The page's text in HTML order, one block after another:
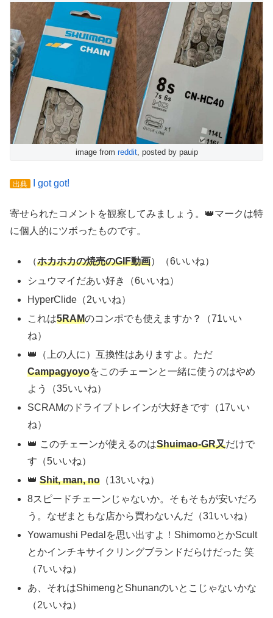
image from reddit, posted by pauip
出典 I got got!
寄せられたコメントを観察してみましょう。👑マークは特
に個人的にツボったものです。
（ホカホカの焼売のGIF動画）（6いいね）
シュウマイだあい好き（6いいね）
HyperClide（2いいね）
これは5RAMのコンポでも使えますか？（71いい
ね）
👑（上の人に）互換性はありますよ。ただ
Campagyoyoをこのチェーンと一緒に使うのはやめ
よう（35いいね）
SCRAMのドライブトレインが大好きです（17いい
ね）
👑 このチェーンが使えるのはShuimao-GR又だけで
す（5いいね）
👑Shit, man, no （13いいね）
8スピードチェーンじゃないか。そもそもが安いだろ
う。なぜまともな店から買わないんだ（31いいね）
Yowamushi Pedalを思い出すよ！ShimomoとかScult
とかインチキサイクリングブランドだらけだった 笑
（7いいね）
あ、それはShimengとShunanのいとこじゃないかな
（2いいね）